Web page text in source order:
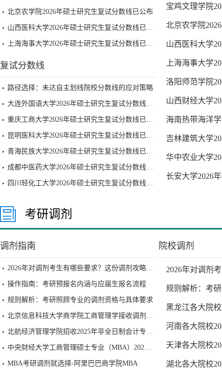
北京农学院2026年硕士研究生复试分数线已公布
山西医科大学2026年硕士研究生复试分数线已公布
上海海事大学2026年硕士研究生复试分数线已公布
复试分数线
路径选择：未达自主划线院校分数线的应对策略
大连外国语大学2026年硕士研究生复试分数线已公布
重庆工商大学2026年硕士研究生复试分数线已公布
昆明医科大学2026年硕士研究生复试分数线已公布
青海民族大学2026年硕士研究生复试分数线已公布
成都中医药大学2026年硕士研究生复试分数线已公布
四川轻化工大学2026年硕士研究生复试分数线已公布
宝鸡文理学院
北京农学院
山西医科大学
上海海事大学
洛阳师范学院
山西财经大学
海南热带海洋
吉林建筑大学
华中农业大学
长安大学2026
考研调剂
调剂指南
2026年对调剂考生有哪些要求？这份调剂攻略请收好
操作指南：考研预报名内涵与应届生报名流程
规则解析：考研照顾专业的调剂资格与具体要求
北京信息科技大学商学院工商管理学接收调剂通知
北航经济管理学院招收2025年非全日制会计专业硕士研究生（MPAcc）调剂工作办法
中央财经大学工商管理硕士专业（MBA）2025年调剂批考生复试安排及录取原则
MBA考研调剂就选择-阿里巴巴商学院MBA
院校调剂
2026年对调剂
规则解析：考
黑龙江各大院
河南各大院校
天津各大院校
湖北各大院校